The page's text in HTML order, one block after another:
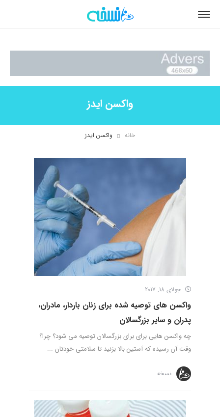
واکسن ایدز
خانه واکسن ایدز
جولای 18, 2017
واکسن های توصیه شده برای زنان باردار، مادران،
پدران و سایر بزرگسالان
چه واکسن هایی برای برای بزرگسالان توصیه می شود؟ چرا؟
وقت آن رسیده که آستین بالا بزنید تا سلامتی خودتان ...
نسخه